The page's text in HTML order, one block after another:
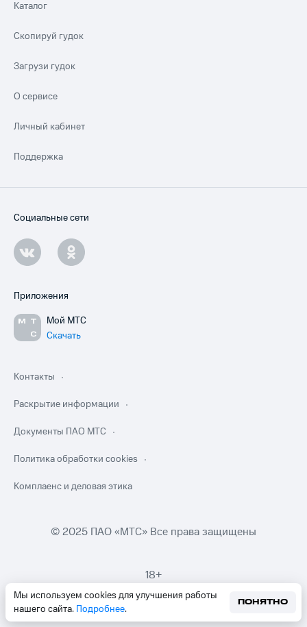
Мы используем cookies для улучшения работы
нашего сайта. Подробнее.
ПОНЯТНО
Каталог
Скопируй гудок
Загрузи гудок
О сервисе
Личный кабинет
Поддержка
Социальные сети
Приложения
Мой МТС
Скачать
Контакты
Раскрытие информации
Документы ПАО МТС
Политика обработки cookies
Комплаенс и деловая этика
© 2025 ПАО «МТС» Все права защищены
18+